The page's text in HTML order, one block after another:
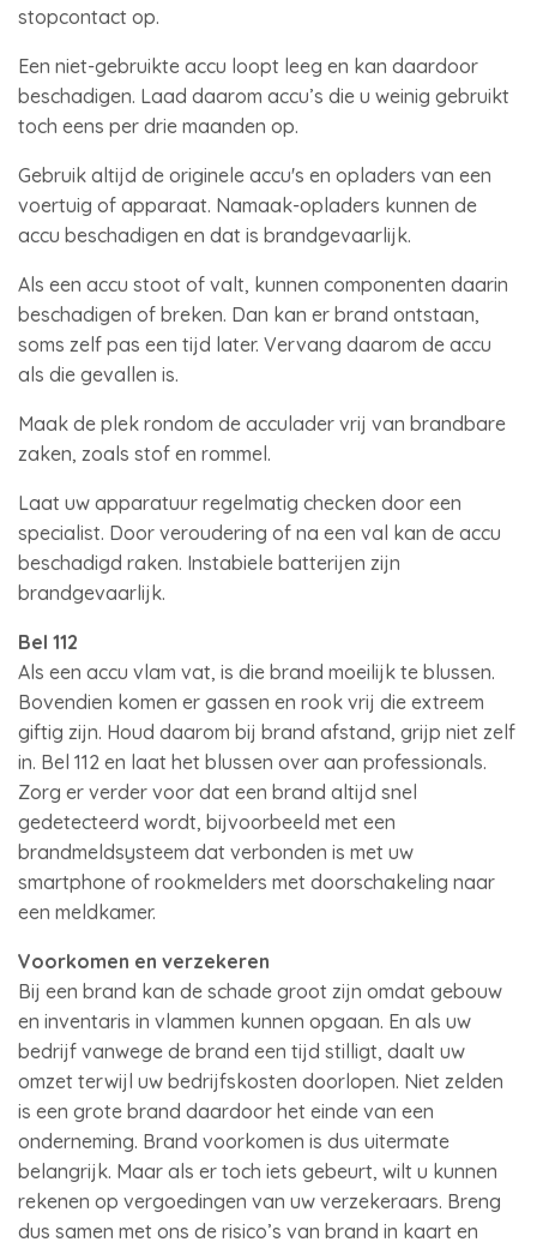
stopcontact op.
Een niet-gebruikte accu loopt leeg en kan daardoor
beschadigen. Laad daarom accu’s die u weinig gebruikt
toch eens per drie maanden op.
Gebruik altijd de originele accu's en opladers van een
voertuig of apparaat. Namaak-opladers kunnen de
accu beschadigen en dat is brandgevaarlijk.
Als een accu stoot of valt, kunnen componenten daarin
beschadigen of breken. Dan kan er brand ontstaan,
soms zelf pas een tijd later. Vervang daarom de accu
als die gevallen is.
Maak de plek rondom de acculader vrij van brandbare
zaken, zoals stof en rommel.
Laat uw apparatuur regelmatig checken door een
specialist. Door veroudering of na een val kan de accu
beschadigd raken. Instabiele batterijen zijn
brandgevaarlijk.
Bel 112
Als een accu vlam vat, is die brand moeilijk te blussen.
Bovendien komen er gassen en rook vrij die extreem
giftig zijn. Houd daarom bij brand afstand, grijp niet zelf
in. Bel 112 en laat het blussen over aan professionals.
Zorg er verder voor dat een brand altijd snel
gedetecteerd wordt, bijvoorbeeld met een
brandmeldsysteem dat verbonden is met uw
smartphone of rookmelders met doorschakeling naar
een meldkamer.
Voorkomen en verzekeren
Bij een brand kan de schade groot zijn omdat gebouw
en inventaris in vlammen kunnen opgaan. En als uw
bedrijf vanwege de brand een tijd stilligt, daalt uw
omzet terwijl uw bedrijfskosten doorlopen. Niet zelden
is een grote brand daardoor het einde van een
onderneming. Brand voorkomen is dus uitermate
belangrijk. Maar als er toch iets gebeurt, wilt u kunnen
rekenen op vergoedingen van uw verzekeraars. Breng
dus samen met ons de risico’s van brand in kaart en